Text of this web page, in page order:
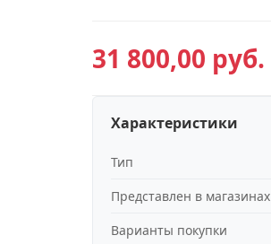
31 800,00 руб.
Характеристики
Тип
Представлен в магазинах
Варианты покупки